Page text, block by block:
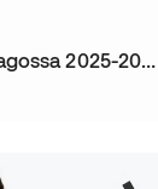
Koszulka Polo Real Saragossa 2025-2026